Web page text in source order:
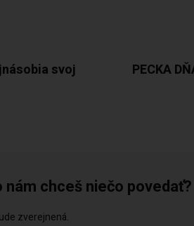
svoj
PECKA
chceš niečo
zverejnená.